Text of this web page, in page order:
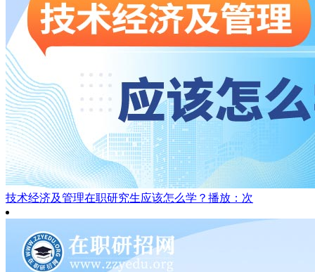
技术经济及管理在职研究生应该怎么学？ 播放：次